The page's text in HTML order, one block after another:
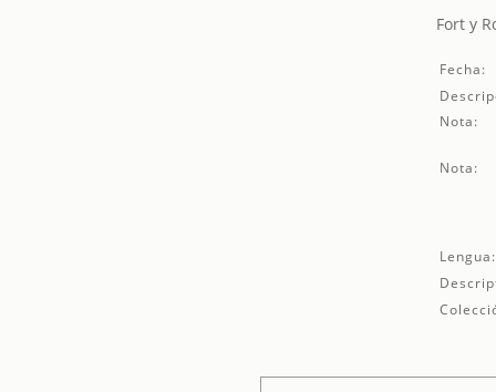
Fort y
Fecha:
Nota:
Nota:
Lengua: